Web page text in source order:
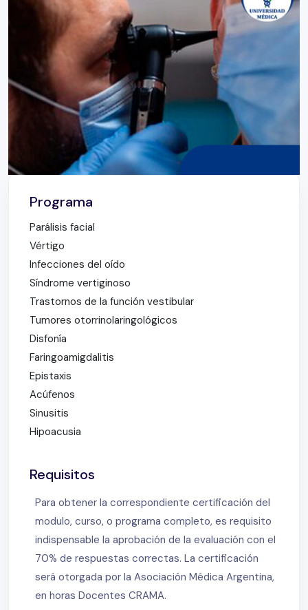
Programa
Parálisis facial
Vértigo
Infecciones del oído
Síndrome vertiginoso
Trastornos de la función vestibular
Tumores otorrinolaringológicos
Disfonía
Faringoamigdalitis
Epistaxis
Acúfenos
Sinusitis
Hipoacusia
Requisitos
Para obtener la correspondiente certificación del
modulo, curso, o programa completo, es requisito
indispensable la aprobación de la evaluación con el
70% de respuestas correctas. La certificación
será otorgada por la Asociación Médica Argentina,
en horas Docentes CRAMA.